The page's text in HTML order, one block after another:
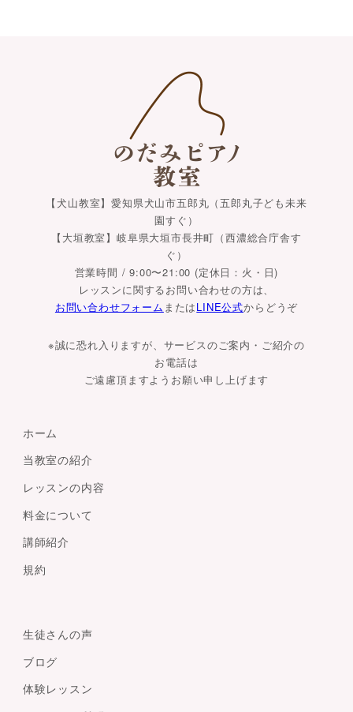
【犬山教室】愛知県犬山市五郎丸（五郎丸子ども未来
園すぐ）
【大垣教室】岐阜県大垣市長井町（西濃総合庁舎す
ぐ）
営業時間 / 9:00〜21:00 (定休日：火・日)
レッスンに関するお問い合わせの方は、
お問い合わせフォーム またはLINE公式からどうぞ
※誠に恐れ入りますが、サービスのご案内・ご紹介の
お電話は
ご遠慮頂ますようお願い申し上げます
ホーム
当教室の紹介
レッスンの内容
料金について
講師紹介
規約
生徒さんの声
ブログ
体験レッスン